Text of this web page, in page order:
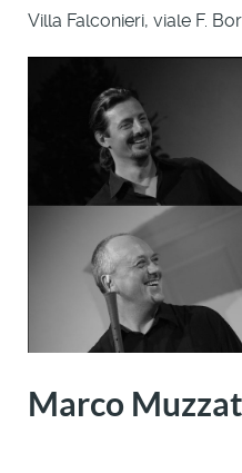
Villa Falconieri, viale F.
Marco